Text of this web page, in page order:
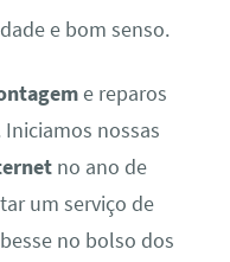
e bom senso.
e reparos
nossas
no ano de
um serviço de
no bolso dos